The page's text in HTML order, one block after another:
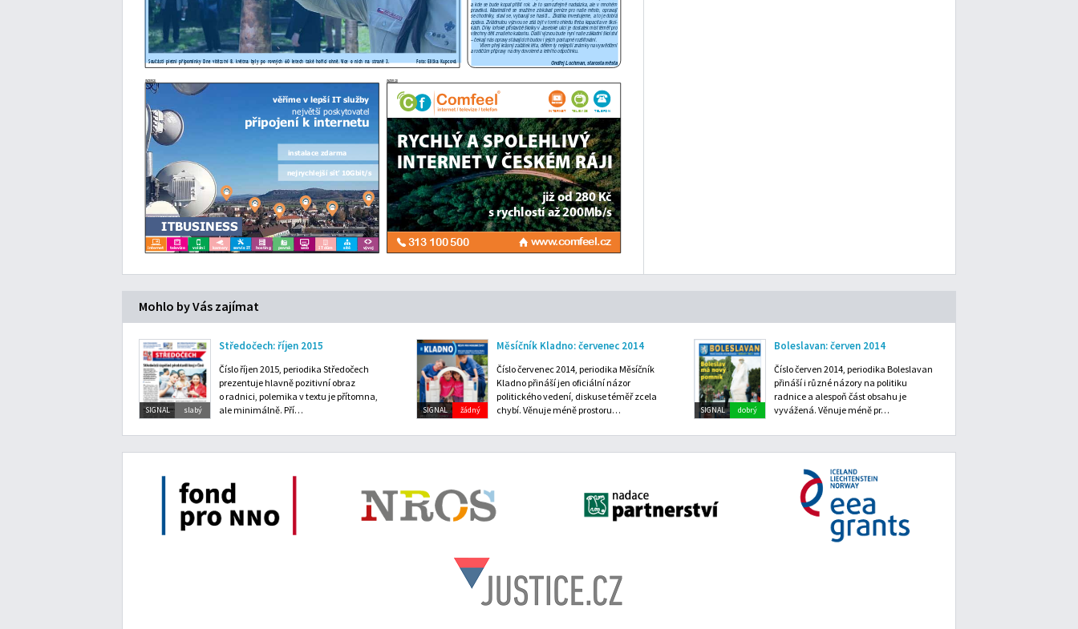
Mohlo by Vás zajímat
SIGNAL slabý
Středočech: říjen 2015
Číslo říjen 2015, periodika Středočech
prezentuje hlavně pozitivní obraz
o radnici, polemika v textu je přítomna,
ale minimálně. Pří…
SIGNAL žádný
Měsíčník Kladno: červenec 2014
Číslo červenec 2014, periodika Měsíčník
Kladno přináší jen oficiální názor
politického vedení, diskuse téměř zcela
chybí. Věnuje méně prostoru…
SIGNAL dobrý
Boleslavan: červen 2014
Číslo červen 2014, periodika Boleslavan
přináší i různé názory na politiku
radnice a alespoň část obsahu je
vyvážená. Věnuje méně pr…